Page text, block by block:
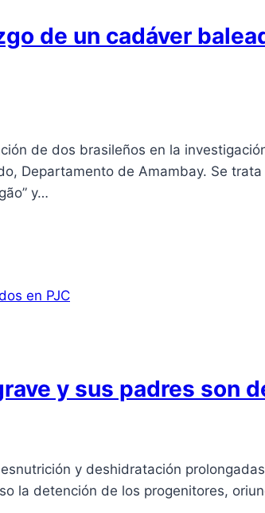
de un cadáver
de dos brasileños en la
Departamento de Amambay. Se
y…
y sus padres son
y deshidratación
la detención de los progenitores,